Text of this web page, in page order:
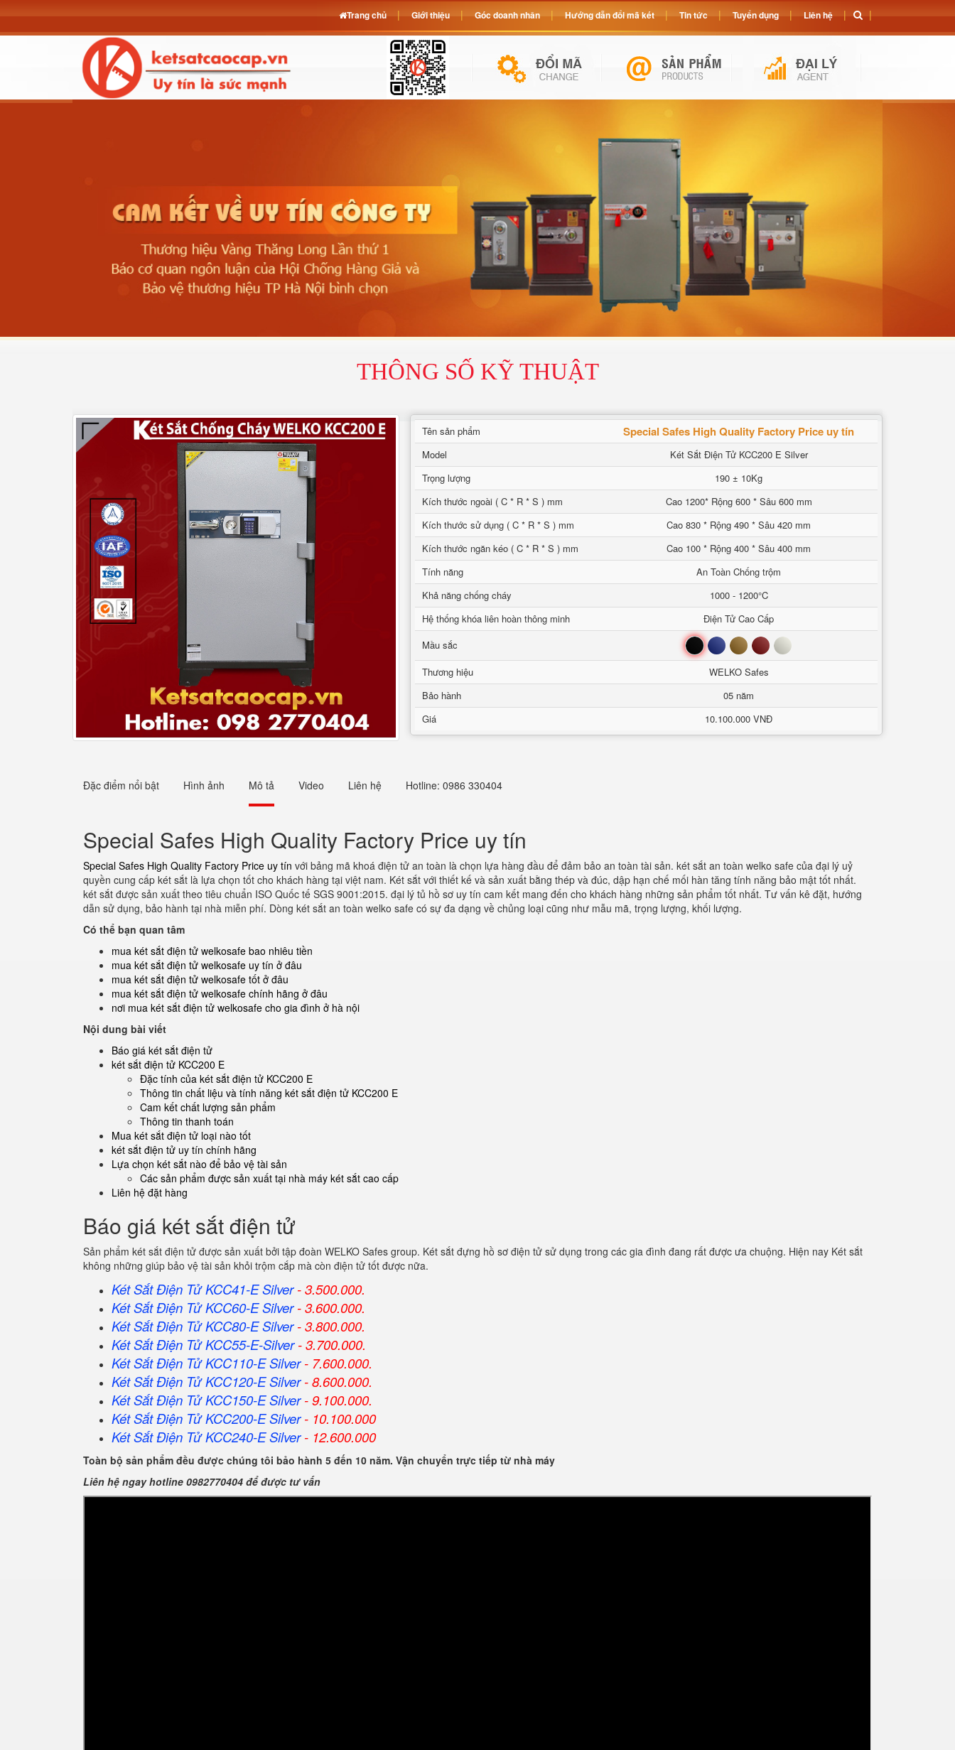
THÔNG SỐ KỸ THUẬT
Tên sản phẩm Special Safes High Quality Factory Price uy tín
Model
Két Sắt Điện Tử KCC200 E Silver
Trọng lượng
190 ± 10Kg
Kích thước ngoài ( C * R * S ) mm
Cao 1200* Rộng 600 * Sâu 600 mm
Kích thước sử dụng ( C * R * S ) mm
Cao 830 * Rộng 490 * Sâu 420 mm
Kích thước ngăn kéo ( C * R * S ) mm
Cao 100 * Rộng 400 * Sâu 400 mm
Tính năng
An Toàn Chống trộm
Khả năng chống cháy
1000 - 1200°C
Hệ thống khóa liên hoàn thông minh
Điện Tử Cao Cấp
Mầu sắc
Đen Xanh Nâu Đỏ Trắng
Thương hiệu
WELKO Safes
Bảo hành
05 năm
Giá
10.100.000 VNĐ
Đặc điểm nổi bật Hình ảnh Mô tả Video Liên hệ Hotline: 0986 330404
Special Safes High Quality Factory Price uy tín
Special Safes High Quality Factory Price uy tín với bảng mã khoá điện tử an toàn là chọn lựa hàng đầu để đảm bảo an toàn tài sản. két sắt an toàn welko safe của đại lý uỷ
quyền cung cấp két sắt là lựa chọn tốt cho khách hàng tại việt nam. Két sắt với thiết kế và sản xuất bằng thép và đúc, dập hạn chế mối hàn tăng tính năng bảo mật tốt nhất.
két sắt được sản xuất theo tiêu chuẩn ISO Quốc tế SGS 9001:2015. đại lý tủ hồ sơ uy tín cam kết mang đến cho khách hàng những sản phẩm tốt nhất. Tư vấn kê đặt, hướng
dẫn sử dụng, bảo hành tại nhà miễn phí. Dòng két sắt an toàn welko safe có sự đa dạng về chủng loại cũng như mẫu mã, trọng lượng, khối lượng.
Có thể bạn quan tâm
mua két sắt điện tử welkosafe bao nhiêu tiền
mua két sắt điện tử welkosafe uy tín ở đâu
mua két sắt điện tử welkosafe tốt ở đâu
mua két sắt điện tử welkosafe chính hãng ở đâu
nơi mua két sắt điện tử welkosafe cho gia đình ở hà nội
Nội dung bài viết
Báo giá két sắt điện tử
két sắt điện tử KCC200 E
Đặc tính của két sắt điện tử KCC200 E
Thông tin chất liệu và tính năng két sắt điện tử KCC200 E
Cam kết chất lượng sản phẩm
Thông tin thanh toán
Mua két sắt điện tử loại nào tốt
két sắt điện tử uy tín chính hãng
Lựa chọn két sắt nào để bảo vệ tài sản
Các sản phẩm được sản xuất tại nhà máy két sắt cao cấp
Liên hệ đặt hàng
Báo giá két sắt điện tử
Sản phẩm két sắt điện tử được sản xuất bởi tập đoàn WELKO Safes group. Két sắt đựng hồ sơ điện tử sử dụng trong các gia đình đang rất được ưa chuộng. Hiện nay Két sắt
không những giúp bảo vệ tài sản khỏi trộm cắp mà còn điện tử tốt được nữa.
Két Sắt Điện Tử KCC41-E Silver- 3.500.000.
Két Sắt Điện Tử KCC60-E Silver- 3.600.000.
Két Sắt Điện Tử KCC80-E Silver- 3.800.000.
Két Sắt Điện Tử KCC55-E-Silver- 3.700.000.
Két Sắt Điện Tử KCC110-E Silver- 7.600.000.
Két Sắt Điện Tử KCC120-E Silver- 8.600.000.
Két Sắt Điện Tử KCC150-E Silver- 9.100.000.
Két Sắt Điện Tử KCC200-E Silver- 10.100.000
Két Sắt Điện Tử KCC240-E Silver- 12.600.000
Toàn bộ sản phẩm đều được chúng tôi bảo hành 5 đến 10 năm. Vận chuyển trực tiếp từ nhà máy
Liên hệ ngay hotline 0982770404 để được tư vấn
Trang chủ Giới thiệu Góc doanh nhân Hướng dẫn đổi mã két Tin tức Tuyển dụng Liên hệ